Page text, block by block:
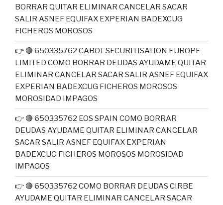
BORRAR QUITAR ELIMINAR CANCELAR SACAR
SALIR ASNEF EQUIFAX EXPERIAN BADEXCUG
FICHEROS MOROSOS
👉 🔴 650335762 CABOT SECURITISATION EUROPE
LIMITED COMO BORRAR DEUDAS AYUDAME QUITAR
ELIMINAR CANCELAR SACAR SALIR ASNEF EQUIFAX
EXPERIAN BADEXCUG FICHEROS MOROSOS
MOROSIDAD IMPAGOS
👉 🔴 650335762 EOS SPAIN COMO BORRAR
DEUDAS AYUDAME QUITAR ELIMINAR CANCELAR
SACAR SALIR ASNEF EQUIFAX EXPERIAN
BADEXCUG FICHEROS MOROSOS MOROSIDAD
IMPAGOS
👉 🔴 650335762 COMO BORRAR DEUDAS CIRBE
AYUDAME QUITAR ELIMINAR CANCELAR SACAR